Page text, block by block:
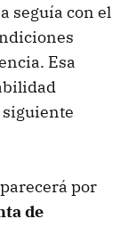
seguía con el
Esa
por
de